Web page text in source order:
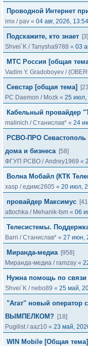
Проводной Интернет
imx /pav « 04 авг, 2026, 13:54
Подскажите, кто знает [3]
Shvei`K /Tanysha9788 « 03
МТС Россия [общая
Vadim Y. Gradoboyev /
Cевстар [общая тема]
PC Daemon / Mozk « 25 июл,
Кабельный провайдер
malinich /Станислав* « 24
РСВО-ПРО Севастополь
дома и бизнеса [58]
ФГУП РСВО /Andrey1969 «
Волна Мобайл (КТК
xasp /едимс2605 « 20 июл,
провайдер Максимус
attochka / Mehanik-tsm « 06
Телесистемы.
Barri /Станислав* « 27 июн,
Миранда-медиа [958]
Миранда-медиа /ramzay «
Нужна помощь по связи
Shvei`K /nebo89 « 25 май,
"Агат" новый оператор
ВЫМПЕЛКОМ? [18]
Pugilist/aaz10 « 23 май,
WIN Mobile [Общая тема]